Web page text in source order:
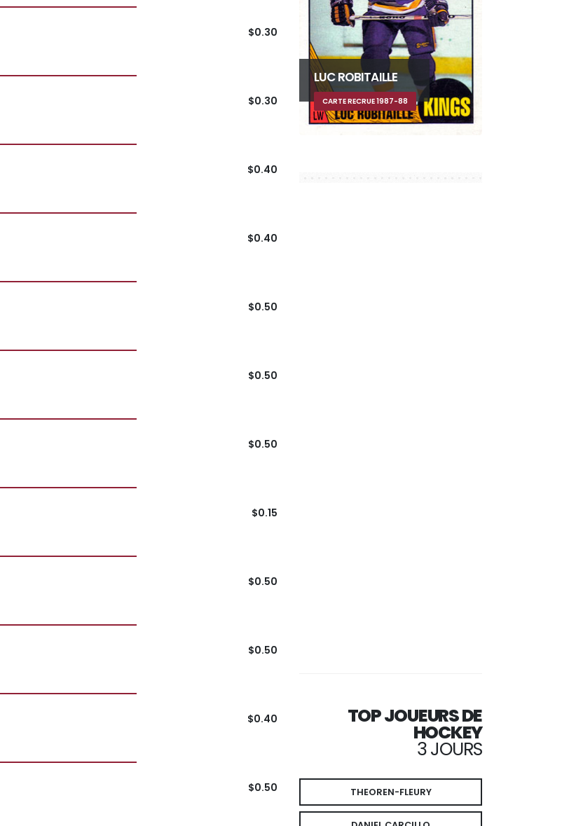
$0.30
$0.30
$0.40
$0.40
$0.50
$0.50
$0.50
$0.15
$0.50
$0.50
$0.40
$0.50
LUC ROBITAILLE
CARTE RECRUE 1987-88
TOP JOUEURS DE
HOCKEY
3 JOURS
THEOREN-FLEURY